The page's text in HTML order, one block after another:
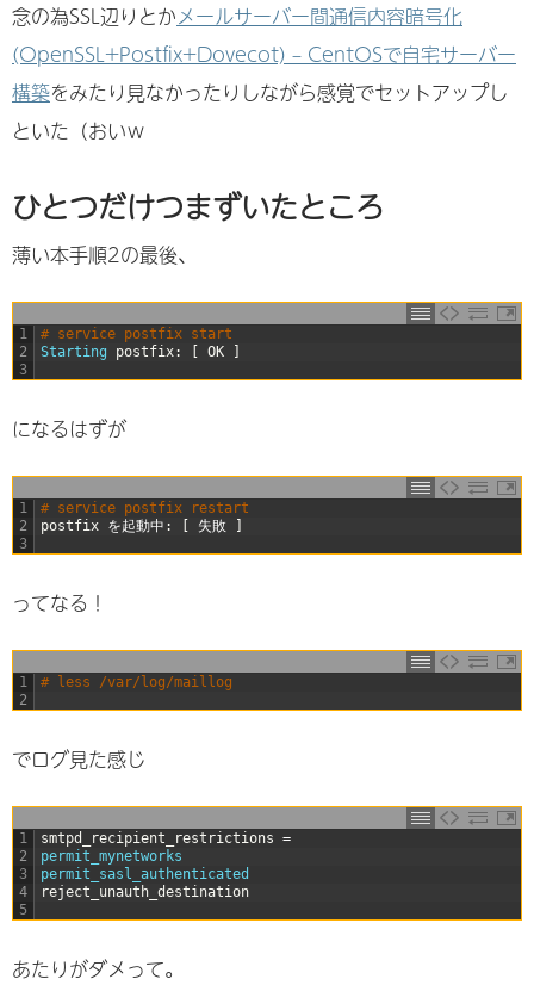
念の為SSL辺りとかメールサーバー間通信内容暗号化
(OpenSSL+Postfix+Dovecot) – CentOSで自宅サーバー
構築をみたり見なかったりしながら感覚でセットアップし
といた（おいｗ
ひとつだけつまずいたところ
薄い本手順2の最後、
1
2
3
# service postfix start
Starting postfix: OK
になるはずが
1
2
3
# service postfix restart
postfix を起動中 : 失敗
ってなる！
1
2
# less /var/log/maillog
でログ見た感じ
1
2
3
4
5
smtpd_recipient_restrictions =
permit_mynetworks
permit_sasl_authenticated
reject_unauth_destination
あたりがダメって。